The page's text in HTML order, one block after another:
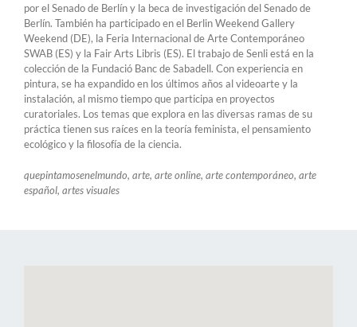
por el Senado de Berlín y la beca de investigación del Senado de
Berlín. También ha participado en el Berlin Weekend Gallery
Weekend (DE), la Feria Internacional de Arte Contemporáneo
SWAB (ES) y la Fair Arts Libris (ES). El trabajo de Senli está en la
colección de la Fundació Banc de Sabadell. Con experiencia en
pintura, se ha expandido en los últimos años al videoarte y la
instalación, al mismo tiempo que participa en proyectos
curatoriales. Los temas que explora en las diversas ramas de su
práctica tienen sus raíces en la teoría feminista, el pensamiento
ecológico y la filosofía de la ciencia.
quepintamosenelmundo, arte, arte online, arte contemporáneo, arte
español, artes visuales